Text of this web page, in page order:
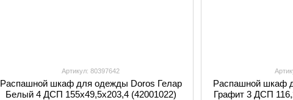
Артикул: 80397642
Распашной шкаф для одежды Doros Гелар
Белый 4 ДСП 155х49,5х203,4 (42001022)
Распашной шкаф
Графит 3 ДСП